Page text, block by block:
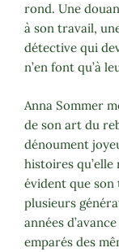
rond. Une
à son travail,
détective qui
n’en font qu’à
Anna Sommer
de son art du
dénoument
histoires qu’elle
évident que
plusieurs
années
emparés des